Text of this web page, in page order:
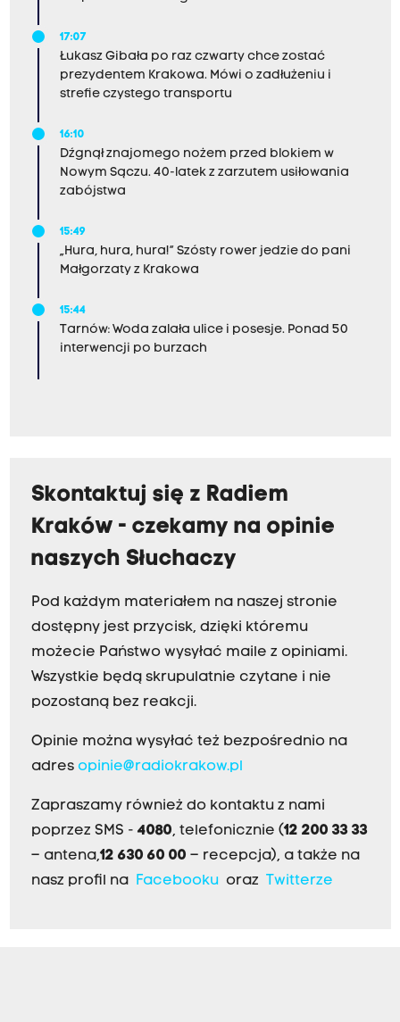
17:07
Łukasz Gibała po raz czwarty chce zostać
prezydentem Krakowa. Mówi o zadłużeniu i
strefie czystego transportu
16:10
Dźgnął znajomego nożem przed blokiem w
Nowym Sączu. 40-latek z zarzutem usiłowania
zabójstwa
15:49
„Hura, hura, hura!” Szósty rower jedzie do pani
Małgorzaty z Krakowa
15:44
Tarnów: Woda zalała ulice i posesje. Ponad 50
interwencji po burzach
Skontaktuj się z Radiem
Kraków - czekamy na opinie
naszych Słuchaczy
Pod każdym materiałem na naszej stronie
dostępny jest przycisk, dzięki któremu
możecie Państwo wysyłać maile z opiniami.
Wszystkie będą skrupulatnie czytane i nie
pozostaną bez reakcji.
Opinie można wysyłać też bezpośrednio na
adres opinie@radiokrakow.pl
Zapraszamy również do kontaktu z nami
poprzez SMS - 4080, telefonicznie (12 200 33 33
– antena,12 630 60 00 – recepcja), a także na
nasz profil na
Facebookuoraz Twitterze